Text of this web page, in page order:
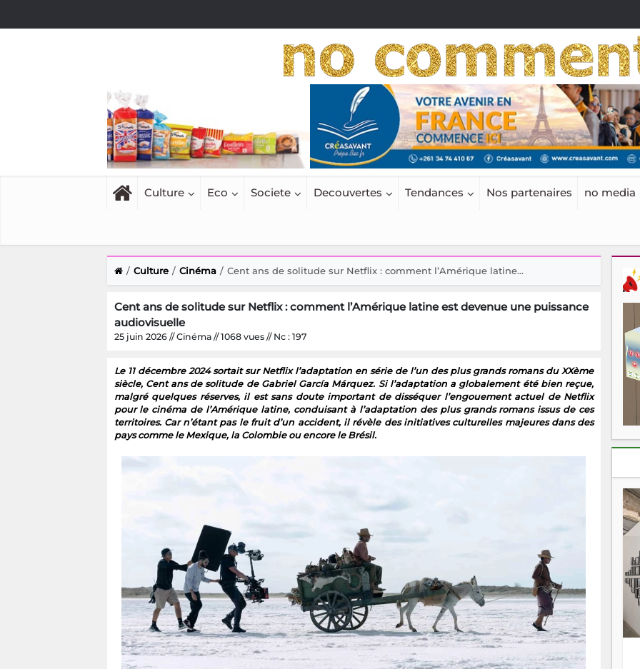
Culture Eco Societe Decouvertes Tendances Nos partenaires no media
Culture Cinéma Cent ans de solitude sur Netflix : comment l’Amérique latine...
Cent ans de solitude sur Netflix : comment l’Amérique latine est devenue une puissance
audiovisuelle
25 juin 2026 // Cinéma // 1068 vues // Nc : 197
Le 11 décembre 2024 sortait sur Netflix l’adaptation en série de l’un des plus grands romans du XXème
siècle, Cent ans de solitude de Gabriel García Márquez. Si l’adaptation a globalement été bien reçue,
malgré quelques réserves, il est sans doute important de disséquer l’engouement actuel de Netflix
pour le cinéma de l’Amérique latine, conduisant à l’adaptation des plus grands romans issus de ces
territoires. Car n’étant pas le fruit d’un accident, il révèle des initiatives culturelles majeures dans des
pays comme le Mexique, la Colombie ou encore le Brésil.